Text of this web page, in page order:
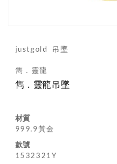
justgold 吊墜
雋．靈龍
雋．靈龍吊墜
材質
999.9黃金
款號
1532321Y